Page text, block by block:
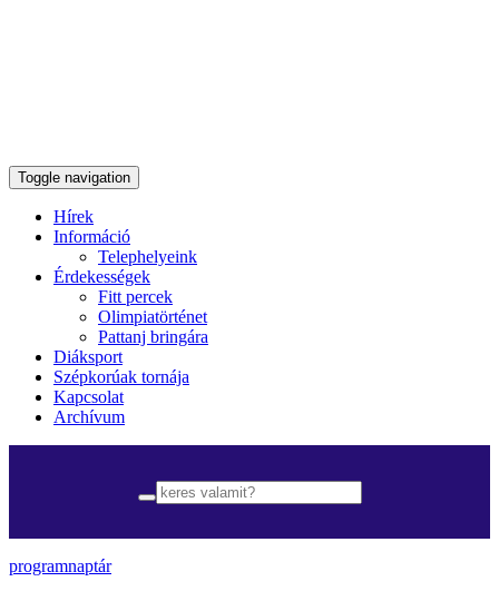
Toggle navigation
Hírek
Információ
Telephelyeink
Érdekességek
Fitt percek
Olimpiatörténet
Pattanj bringára
Diáksport
Szépkorúak tornája
Kapcsolat
Archívum
programnaptár